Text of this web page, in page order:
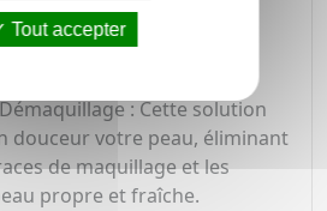
Micellaire
Posay :
: Cette solution
douceur votre peau, éliminant
de maquillage et les
propre et fraîche.
Tout accepter